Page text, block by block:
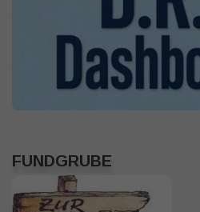
FUNDGRUBE